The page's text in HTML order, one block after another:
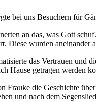
bei uns Besuchern für
an das, was Gott
Diese wurden aneinander
das Vertrauen und
Hause getragen werden
die Geschichte
und nach dem